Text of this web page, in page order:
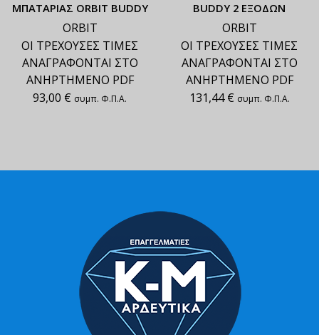
ΜΠΑΤΑΡΙΑΣ ORBIT BUDDY
ORBIT
ΟΙ ΤΡΕΧΟΥΣΕΣ ΤΙΜΕΣ
ΑΝΑΓΡΑΦΟΝΤΑΙ ΣΤΟ
ΑΝΗΡΤΗΜΕΝΟ PDF
93,00 € συμπ. Φ.Π.Α.
BUDDY 2 ΕΞΟΔΩΝ
ORBIT
ΟΙ ΤΡΕΧΟΥΣΕΣ ΤΙΜΕΣ
ΑΝΑΓΡΑΦΟΝΤΑΙ ΣΤΟ
ΑΝΗΡΤΗΜΕΝΟ PDF
131,44€ συμπ. Φ.Π.Α.